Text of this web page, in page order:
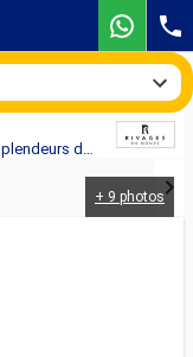
Croisière RV CHAMPA PANDAW : Croisière les Splendeurs du Laos, de Chiang Rai à Vientiane au départ de Chiang Rai
+ 9 photos